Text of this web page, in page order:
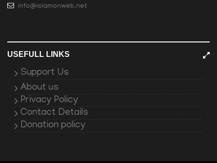
info@islamonweb.net
USEFULL LINKS
Support Us
About us
Privacy Policy
Contact Details
Donation policy